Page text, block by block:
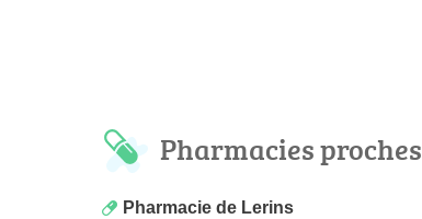
Pharmacies proches
Pharmacie de Lerins